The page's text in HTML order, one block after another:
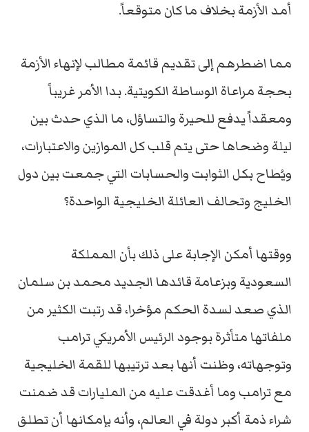
أمد الأزمة بخلاف ما كان متوقعاً.
مما اضطرهم إلى تقديم قائمة مطالب لإنهاء الأزمة
بحجة مراعاة الوساطة الكويتية. بدا الأمر غريباً
ومعقداً يدفع للحيرة والتساؤل، ما الذي حدث بين
ليلة وضحاها حتى يتم قلب كل الموازين والاعتبارات،
ويُطاح بكل الثوابت والحسابات التي جمعت بين دول
الخليج وتحالف العائلة الخليجية الواحدة؟
ووقتها أمكن الإجابة على ذلك بأن المملكة
السعودية وبزعامة قائدها الجديد محمد بن سلمان
الذي صعد لسدة الحكم مؤخرا، قد رتبت الكثير من
ملفاتها متأثرة بوجود الرئيس الأمريكي ترامب
وتوجهاته، وظنت أنها بعد ترتيبها للقمة الخليجية
مع ترامب وما أغدقت عليه من المليارات قد ضمنت
شراء ذمة أكبر دولة في العالم، وأنه بإمكانها أن تطلق